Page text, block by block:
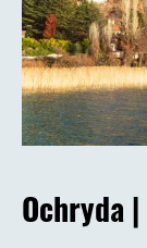
Ochryda |